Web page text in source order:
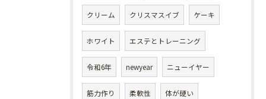
クリーム クリスマスイブ ケーキ
ホワイト エステとトレーニング
令和6年 newyear ニューイヤー
筋力作り 柔軟性 体が硬い